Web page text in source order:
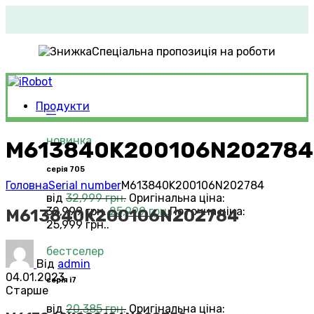
Спеціальна пропозиція на роботи
Продукти
новинка
серія 705
від 32,999грн. Оригінальна ціна:
32,999 грн..25,999грн.Поточна ціна:
25,999 грн..
бестселер
серія i7
від 20,385грн. Оригінальна ціна:
M613840K200106N202784
ГоловнаSerial numberM613840K200106N202784
M613840K200106N202784
Від admin
04.01.2023
Старше